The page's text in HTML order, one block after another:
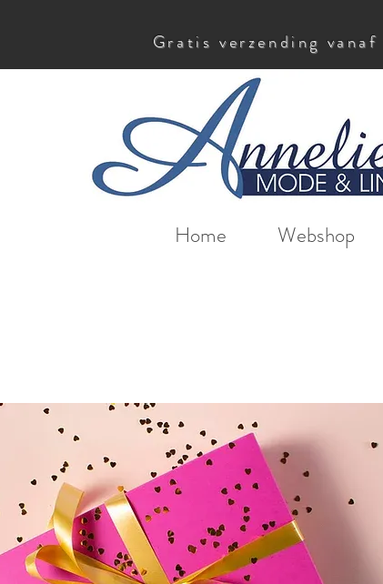
Gratis verzending
Home Webshop